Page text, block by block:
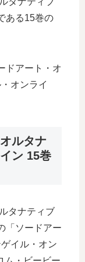
ある15巻の
ドアート・オ
オンライ
ルタナ
ン 15巻
タナティブ
「ソードアー
イル・オン